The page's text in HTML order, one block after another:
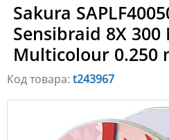
Sakura
Sensibraid 8X
Multicolour 0.250
Код товара: t243967